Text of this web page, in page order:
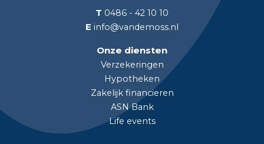
T 0486 - 42 10 10
E info@vandemoss.nl
Onze diensten
Verzekeringen
Hypotheken
Zakelijk financieren
ASN Bank
Life events